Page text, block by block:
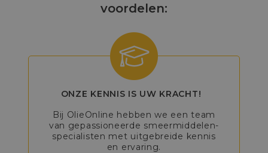
voordelen:
ONZE KENNIS IS UW KRACHT!
Bij OlieOnline hebben we een team
van gepassioneerde smeermiddelen-
specialisten met uitgebreide kennis
en ervaring.